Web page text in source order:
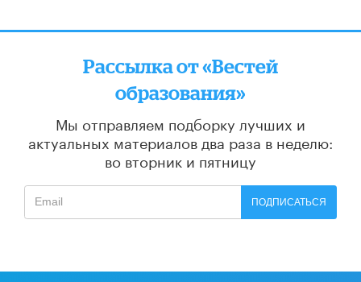
Рассылка от «Вестей
образования»
Мы отправляем подборку лучших и
актуальных материалов два раза в неделю:
во вторник и пятницу
ПОДПИСАТЬСЯ